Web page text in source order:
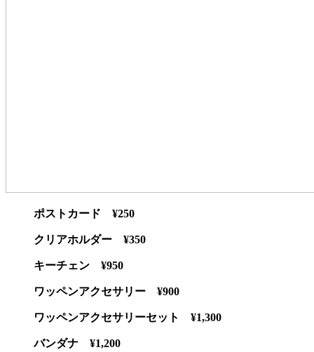
ポストカード ¥250
クリアホルダー ¥350
キーチェン ¥950
ワッペンアクセサリー ¥900
ワッペンアクセサリーセット ¥1,300
バンダナ ¥1,200